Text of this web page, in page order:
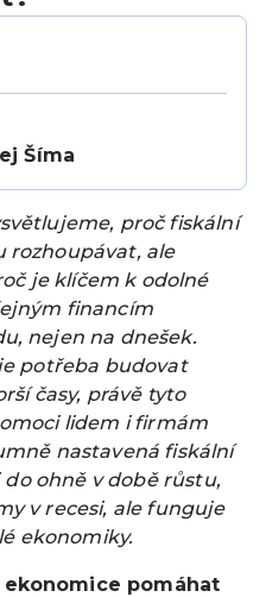
Šíma
proč fiskální
rozhoupávat, ale
je klíčem k odolné
financím
nejen na dnešek.
potřeba budovat
časy, právě tyto
lidem i firmám
nastavená fiskální
ohně v době růstu,
v recesi, ale funguje
ekonomiky.
pomáhat